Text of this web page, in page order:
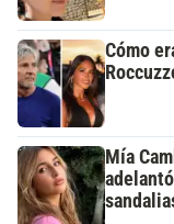
Cómo
Mía